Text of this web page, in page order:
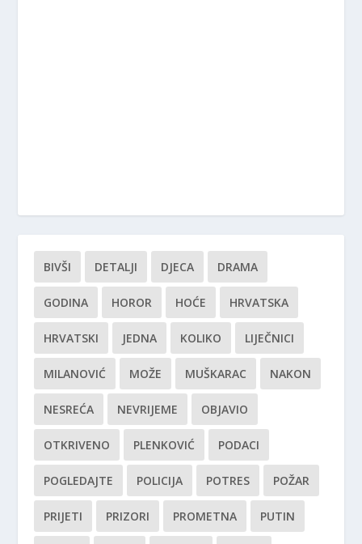
BIVŠI DETALJI DJECA DRAMA
GODINA HOROR HOĆE HRVATSKA
HRVATSKI JEDNA KOLIKO LIJEČNICI
MILANOVIĆ MOŽE MUŠKARAC NAKON
NESREĆA NEVRIJEME OBJAVIO
OTKRIVENO PLENKOVIĆ PODACI
POGLEDAJTE POLICIJA POTRES POŽAR
PRIJETI PRIZORI PROMETNA PUTIN